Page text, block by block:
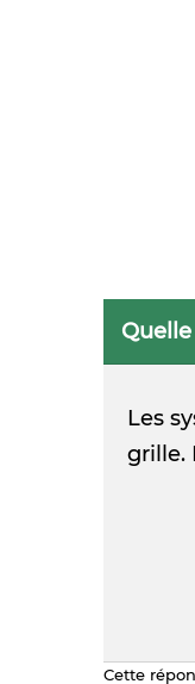
Les
grille.
Cette